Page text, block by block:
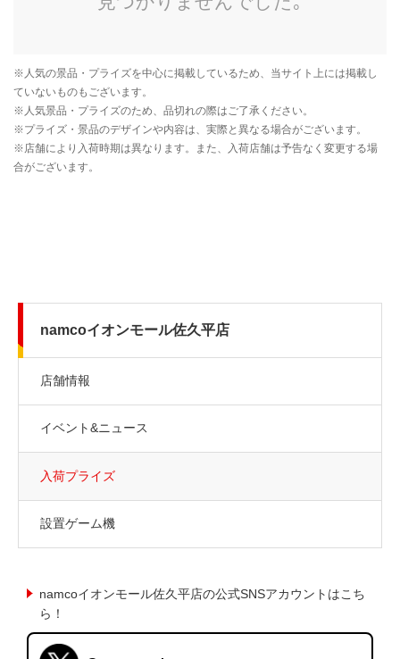
namcoイオンモール佐久平店
店舗情報
イベント&ニュース
入荷プライズ
設置ゲーム機
namcoイオンモール佐久平店の公式SNSアカウントはこち
ら！